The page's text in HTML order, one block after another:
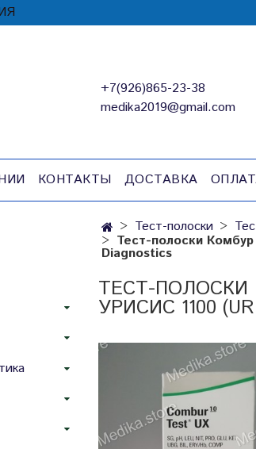
+7(926)865-23-38
medika2019@gmail.com
КОНТАКТЫ ДОСТАВКА
Тест-полоски
Тест-полоски
Diagnostics
ТЕСТ-ПОЛОСКИ
УРИСИС 1100